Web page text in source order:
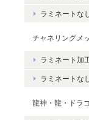
な気持ちになりま
しますね。 この度
ラミネートな
チャネリングメ
ラミネート加
ラミネートな
龍神・龍・ドラ